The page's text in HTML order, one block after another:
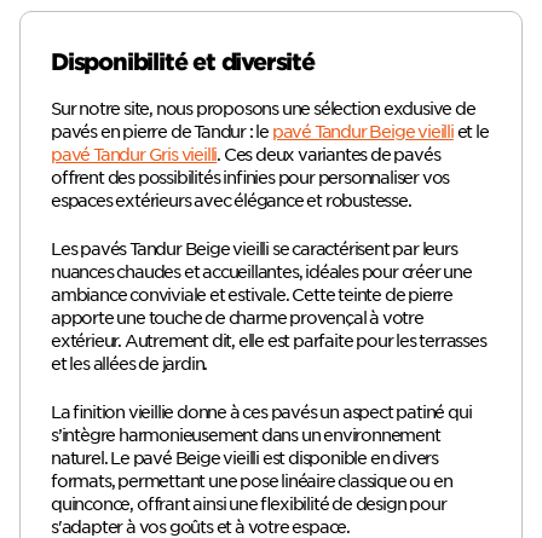
Disponibilité et diversité
Sur notre site, nous proposons une sélection exclusive de
pavés en pierre de Tandur : le pavé Tandur Beige vieilliet le
pavé Tandur Gris vieilli. Ces deux variantes de pavés
offrent des possibilités infinies pour personnaliser vos
espaces extérieurs avec élégance et robustesse.
Les pavés Tandur Beige vieilli se caractérisent par leurs
nuances chaudes et accueillantes, idéales pour créer une
ambiance conviviale et estivale. Cette teinte de pierre
apporte une touche de charme provençal à votre
extérieur. Autrement dit, elle est parfaite pour les terrasses
et les allées de jardin.
La finition vieillie donne à ces pavés un aspect patiné qui
s’intègre harmonieusement dans un environnement
naturel. Le pavé Beige vieilli est disponible en divers
formats, permettant une pose linéaire classique ou en
quinconce, offrant ainsi une flexibilité de design pour
s'adapter à vos goûts et à votre espace.